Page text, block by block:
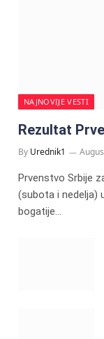
NAJNOVIJE VESTI
Rezultat
By Urednik1
Prvenstvo Srbije
(subota i nedelja)
bogatije…